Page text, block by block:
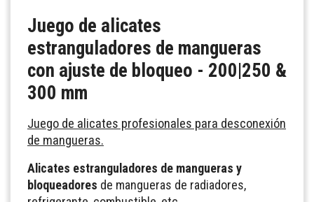
Juego de alicates
estranguladores de mangueras
con ajuste de bloqueo - 200|250 &
300 mm
Juego de alicates profesionales para desconexión
de mangueras.
Alicates estranguladores de mangueras y
bloqueadores de mangueras de radiadores,